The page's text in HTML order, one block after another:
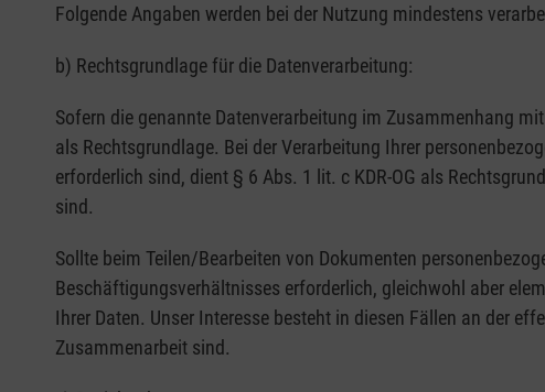
Folgende Angaben werden bei der Nutzung mindestens
b) Rechtsgrundlage für die Datenverarbeitung:
Sofern die genannte Datenverarbeitung im Zusammenhang
als Rechtsgrundlage. Bei der Verarbeitung Ihrer
erforderlich sind, dient § 6 Abs. 1 lit. c KDR-OG als
sind.
Sollte beim Teilen/Bearbeiten von Dokumenten
Beschäftigungsverhältnisses erforderlich, gleichwohl aber
Ihrer Daten. Unser Interesse besteht in diesen Fällen an der
Zusammenarbeit sind.